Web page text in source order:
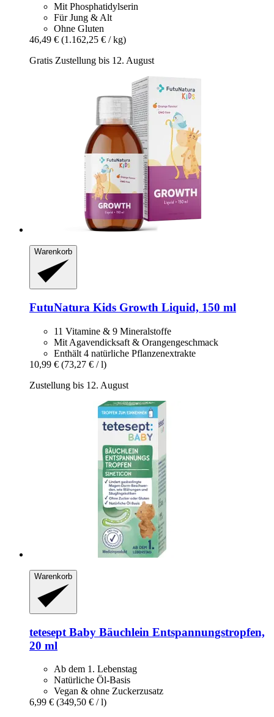
Mit Phosphatidylserin
Für Jung & Alt
Ohne Gluten
46,49 € (1.162,25 € / kg)
Gratis Zustellung bis 12. August
Warenkorb
FutuNatura Kids Growth Liquid, 150 ml
11 Vitamine & 9 Mineralstoffe
Mit Agavendicksaft & Orangengeschmack
Enthält 4 natürliche Pflanzenextrakte
10,99 € (73,27 € / l)
Zustellung bis 12. August
Warenkorb
tetesept Baby Bäuchlein Entspannungstropfen,
20 ml
Ab dem 1. Lebenstag
Natürliche Öl-Basis
Vegan & ohne Zuckerzusatz
6,99 € (349,50 € / l)